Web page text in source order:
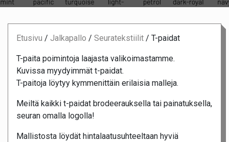
Etusivu / Jalkapallo / Seuratekstiilit / T-paidat
T-paita poimintoja laajasta valikoimastamme.
Kuvissa myydyimmät t-paidat.
T-paitoja löytyy kymmenittäin erilaisia malleja.
Meiltä kaikki t-paidat brodeerauksella tai painatuksella,
seuran omalla logolla!
Mallistosta löydät hintalaatusuhteeltaan hyviä